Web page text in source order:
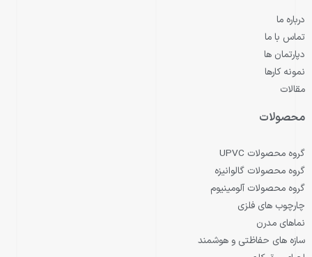
درباره ما
تماس با ما
دپارتمان ها
نمونه کارها
مقالات
محصولات
گروه محصولات UPVC
گروه محصولات گالوانیزه
گروه محصولات آلومینیوم
چارچوب های فلزی
نماهای مدرن
سازه های حفاظتی و هوشمند